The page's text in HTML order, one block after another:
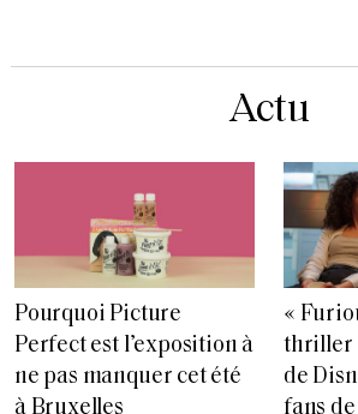
Actu
Pourquoi Picture
Perfect est l’exposition à
ne pas manquer cet été
à Bruxelles
«
thriller
de
fans